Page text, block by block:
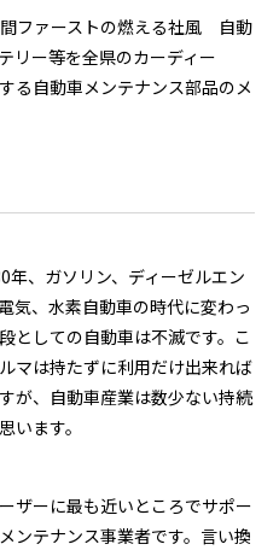
ファーストの燃える社風 自動
リー等を全県のカーディー
る自動車メンテナンス部品のメ
年、ガソリン、ディーゼルエン
気、水素自動車の時代に変わっ
としての自動車は不滅です。こ
マは持たずに利用だけ出来れば
が、自動車産業は数少ない持続
います。
ザーに最も近いところでサポー
ンテナンス事業者です。言い換